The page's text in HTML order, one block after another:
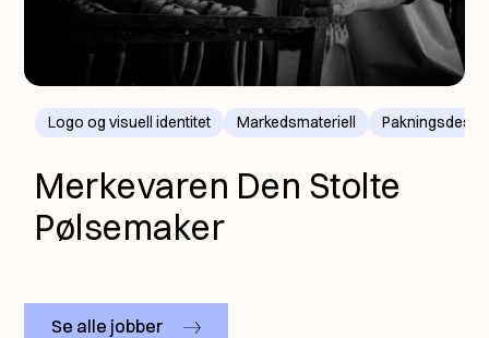
Logo og visuell identitet Markedsmateriell
Merkevaren Den Stolte
Pølsemaker
Se alle jobber